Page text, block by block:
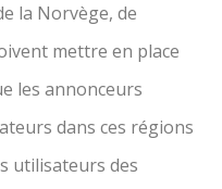
la Norvège, de
mettre en place
les annonceurs
dans ces régions
utilisateurs des